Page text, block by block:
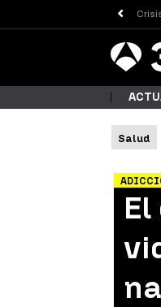
Antena
3
Salud